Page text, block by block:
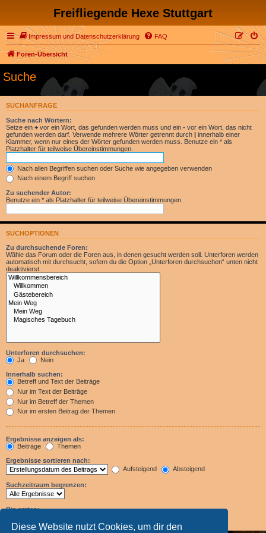
Diese Website nutzt Cookies, um dir den
Freifliegende Hexe Stuttgart
Impressum und Datenschutzerklärung FAQ
Foren-Übersicht
Suche
SUCHANFRAGE
Suche nach Wörtern:
Setze ein + vor ein Wort, das gefunden werden muss und ein - vor ein Wort, das nicht
gefunden werden darf. Verwende mehrere Wörter getrennt durch | innerhalb einer
Klammer, wenn nur eines der Wörter gefunden werden muss. Benutze ein * als
Platzhalter für teilweise Übereinstimmungen.
Nach allen Begriffen suchen oder Suche wie angegeben verwenden
Nach einem Begriff suchen
Zu suchender Autor:
Benutze ein * als Platzhalter für teilweise Übereinstimmungen.
SUCHOPTIONEN
Zu durchsuchende Foren:
Wähle das Forum oder die Foren aus, in denen gesucht werden soll. Unterforen werden
automatisch mit durchsucht, sofern du die Option „Unterforen durchsuchen“ unten nicht
deaktivierst.
Unterforen durchsuchen:
Ja
Nein
Innerhalb suchen:
Betreff und Text der Beiträge
Nur im Text der Beiträge
Nur im Betreff der Themen
Nur im ersten Beitrag der Themen
Ergebnisse anzeigen als:
Beiträge
Themen
Ergebnisse sortieren nach:
Aufsteigend
Absteigend
Suchzeitraum begrenzen:
Die ersten: